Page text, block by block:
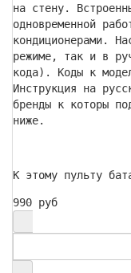
на стену.
одновременной
кондиционерами.
режиме, так и в
кода). Коды к
Инструкция на
бренды к которы
ниже.
К этому пульту
990 руб